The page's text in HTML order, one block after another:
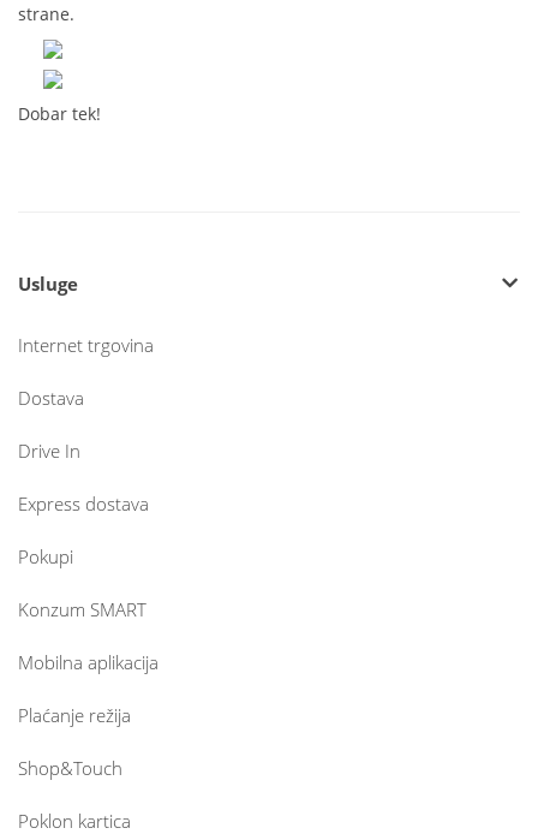
strane.
Dobar tek!
Usluge
Internet trgovina
Dostava
Drive In
Express dostava
Pokupi
Konzum SMART
Mobilna aplikacija
Plaćanje režija
Shop&Touch
Poklon kartica